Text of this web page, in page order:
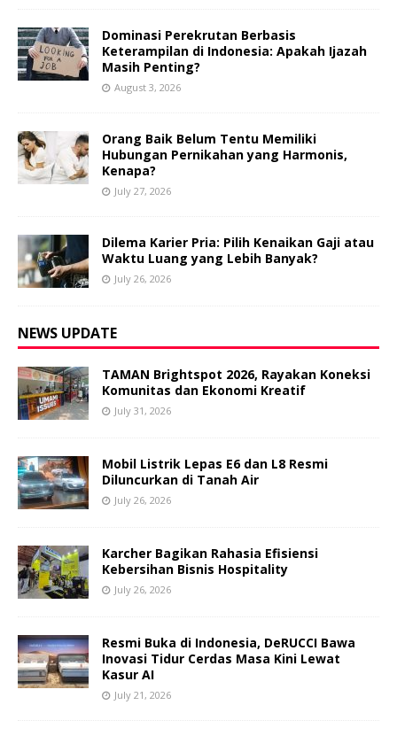
Dominasi Perekrutan Berbasis
Keterampilan di Indonesia: Apakah Ijazah
Masih Penting?
August 3, 2026
Orang Baik Belum Tentu Memiliki
Hubungan Pernikahan yang Harmonis,
Kenapa?
July 27, 2026
Dilema Karier Pria: Pilih Kenaikan Gaji atau
Waktu Luang yang Lebih Banyak?
July 26, 2026
NEWS UPDATE
TAMAN Brightspot 2026, Rayakan Koneksi
Komunitas dan Ekonomi Kreatif
July 31, 2026
Mobil Listrik Lepas E6 dan L8 Resmi
Diluncurkan di Tanah Air
July 26, 2026
Karcher Bagikan Rahasia Efisiensi
Kebersihan Bisnis Hospitality
July 26, 2026
Resmi Buka di Indonesia, DeRUCCI Bawa
Inovasi Tidur Cerdas Masa Kini Lewat
Kasur AI
July 21, 2026